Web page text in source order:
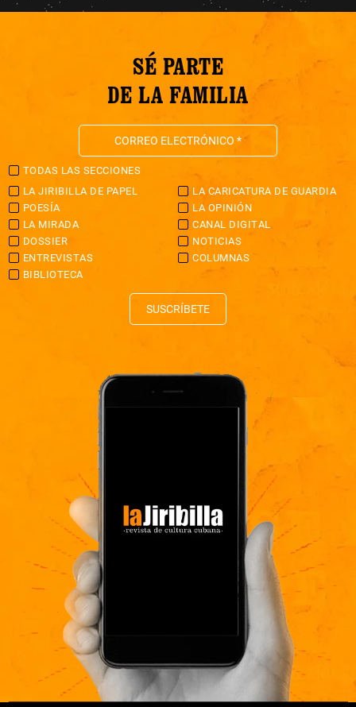
SÉ PARTE
DE LA FAMILIA
TODAS LAS SECCIONES
LA JIRIBILLA DE PAPEL
LA CARICATURA DE GUARDIA
POESÍA
LA OPINIÓN
LA MIRADA
CANAL DIGITAL
DOSSIER
NOTICIAS
ENTREVISTAS
COLUMNAS
BIBLIOTECA
SUSCRÍBETE